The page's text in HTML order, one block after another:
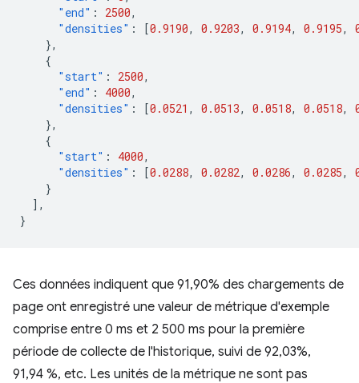
"end" : 2500,
"densities" : [0.9190, 0.9203, 0.9194, 0.9195,
},
{
"start" : 2500,
"end" : 4000,
"densities" : [0.0521 , 0.0513, 0.0518, 0.0518,
},
{
"start" : 4000,
"densities" : [0.0288, 0.0282, 0.0286, 0.0285,
}
],
}
Ces données indiquent que 91,90% des chargements de
page ont enregistré une valeur de métrique d'exemple
comprise entre 0 ms et 2 500 ms pour la première
période de collecte de l'historique, suivi de 92,03%,
91,94 %, etc. Les unités de la métrique ne sont pas